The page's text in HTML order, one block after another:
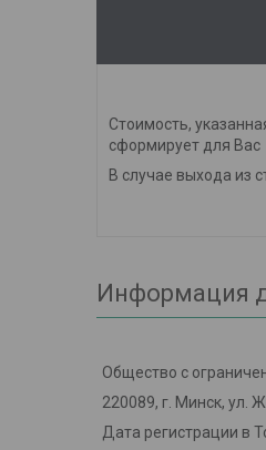
Стоимость,
сформирует для
В случае выхода из
Информация
Общество с
220089, г. Минск, ул.
Дата регистрации в